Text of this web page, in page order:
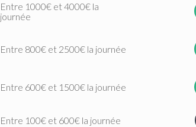
Entre 1000€ et 4000€ la
journée
Entre 800€ et 2500€ la journée
Entre 600€ et 1500€ la journée
Entre 100€ et 600€ la journée